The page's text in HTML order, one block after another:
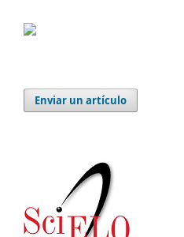
Enviar un artículo